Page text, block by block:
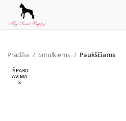
Pradžia Smulkiems Paukščiams
IŠPARD
AVIMA
S